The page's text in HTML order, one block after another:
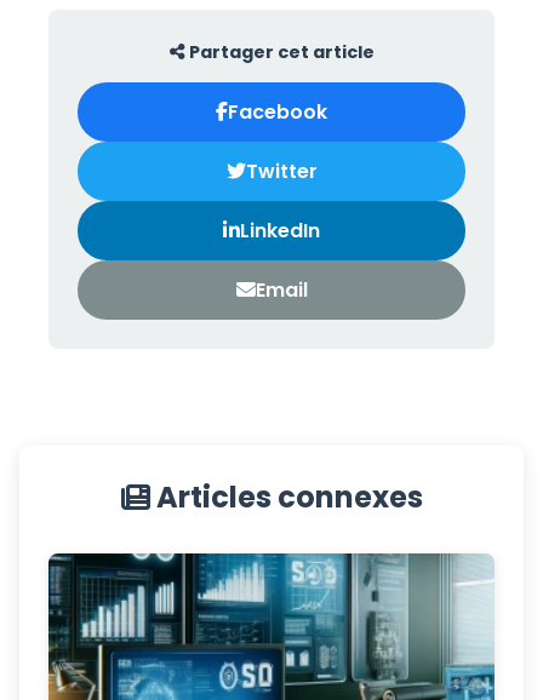
Partager cet article
Facebook
Twitter
LinkedIn
Email
Articles connexes